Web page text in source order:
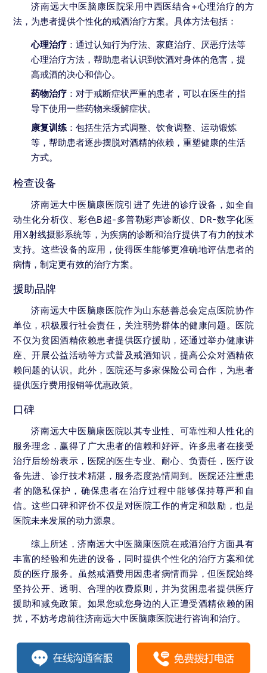
济南远大中医脑康医院采用中西医结合+心理治疗的方
法，为患者提供个性化的戒酒治疗方案。具体方法包括：
心理治疗 ：通过认知行为疗法、家庭治疗、厌恶疗法等
心理治疗方法，帮助患者认识到饮酒对身体的危害，提
高戒酒的决心和信心。
药物治疗 ：对于戒断症状严重的患者，可以在医生的指
导下使用一些药物来缓解症状。
康复训练 ：包括生活方式调整、饮食调整、运动锻炼
等，帮助患者逐步摆脱对酒精的依赖，重塑健康的生活
方式。
检查设备
济南远大中医脑康医院引进了先进的诊疗设备，如全自
动生化分析仪、彩色B超-多普勒彩声诊断仪、DR-数字化医
用X射线摄影系统等，为疾病的诊断和治疗提供了有力的技术
支持。这些设备的应用，使得医生能够更准确地评估患者的
病情，制定更有效的治疗方案。
援助品牌
济南远大中医脑康医院作为山东慈善总会定点医院协作
单位，积极履行社会责任，关注弱势群体的健康问题。医院
不仅为贫困酒精依赖患者提供医疗援助，还通过举办健康讲
座、开展公益活动等方式普及戒酒知识，提高公众对酒精依
赖问题的认识。此外，医院还与多家保险公司合作，为患者
提供医疗费用报销等优惠政策。
口碑
济南远大中医脑康医院以其专业性、可靠性和人性化的
服务理念，赢得了广大患者的信赖和好评。许多患者在接受
治疗后纷纷表示，医院的医生专业、耐心、负责任，医疗设
备先进、诊疗技术精湛，服务态度热情周到。医院还注重患
者的隐私保护，确保患者在治疗过程中能够保持尊严和自
信。这些口碑和评价不仅是对医院工作的肯定和鼓励，也是
医院未来发展的动力源泉。
综上所述，济南远大中医脑康医院在戒酒治疗方面具有
丰富的经验和先进的设备，同时提供个性化的治疗方案和优
质的医疗服务。虽然戒酒费用因患者病情而异，但医院始终
坚持公开、透明、合理的收费原则，并为贫困患者提供医疗
援助和减免政策。如果您或您身边的人正遭受酒精依赖的困
扰，不妨考虑前往济南远大中医脑康医院进行咨询和治疗。